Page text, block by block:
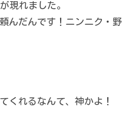
現れました。
んだんです！ニンニク・野
くれるなんて、神かよ！